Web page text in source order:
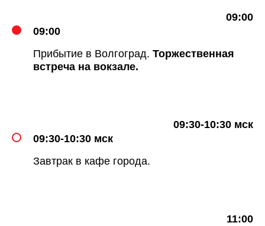
09:00
09:00
Прибытие в Волгоград. Торжественная
встреча на вокзале.
09:30-10:30 мск
09:30-10:30 мск
Завтрак в кафе города.
11:00